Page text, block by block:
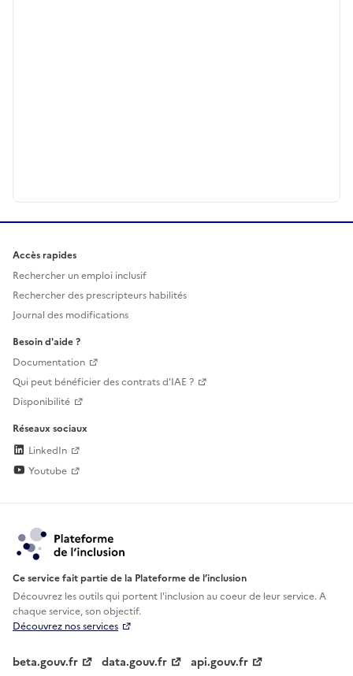
Accès rapides
Rechercher un emploi inclusif
Rechercher des prescripteurs habilités
Journal des modifications
Besoin d'aide ?
Documentation
Qui peut bénéficier des contrats d'IAE ?
Disponibilité
Réseaux sociaux
LinkedIn
Youtube
Ce service fait partie de la Plateforme de l’inclusion
Découvrez les outils qui portent l'inclusion aucoeur de leur service. A
chaque service, son objectif.
Découvrez nos services
beta.gouv.fr data.gouv.fr api.gouv.fr